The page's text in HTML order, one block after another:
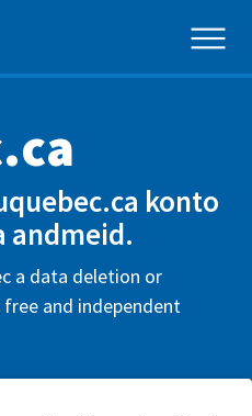
konto
andmeid.
a data deletion or
and independent